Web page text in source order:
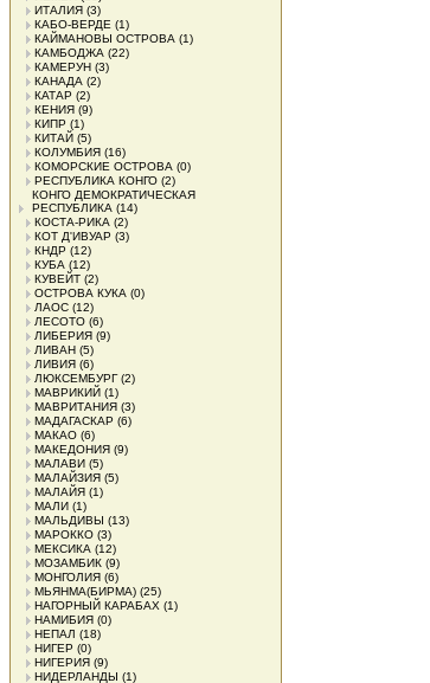
ИТАЛИЯ (3)
КАБО-ВЕРДЕ (1)
КАЙМАНОВЫ ОСТРОВА (1)
КАМБОДЖА (22)
КАМЕРУН (3)
КАНАДА (2)
КАТАР (2)
КЕНИЯ (9)
КИПР (1)
КИТАЙ (5)
КОЛУМБИЯ (16)
КОМОРСКИЕ ОСТРОВА (0)
РЕСПУБЛИКА КОНГО (2)
КОНГО ДЕМОКРАТИЧЕСКАЯ
РЕСПУБЛИКА (14)
КОСТА-РИКА (2)
КОТ Д'ИВУАР (3)
КНДР (12)
КУБА (12)
КУВЕЙТ (2)
ОСТРОВА КУКА (0)
ЛАОС (12)
ЛЕСОТО (6)
ЛИБЕРИЯ (9)
ЛИВАН (5)
ЛИВИЯ (6)
ЛЮКСЕМБУРГ(2)
МАВРИКИЙ (1)
МАВРИТАНИЯ (3)
МАДАГАСКАР (6)
МАКАО (6)
МАКЕДОНИЯ (9)
МАЛАВИ (5)
МАЛАЙЗИЯ (5)
МАЛАЙЯ (1)
МАЛИ (1)
МАЛЬДИВЫ (13)
МАРОККО (3)
МЕКСИКА (12)
МОЗАМБИК (9)
МОНГОЛИЯ (6)
МЬЯНМА(БИРМА) (25)
НАГОРНЫЙ КАРАБАХ (1)
НАМИБИЯ (0)
НЕПАЛ (18)
НИГЕР (0)
НИГЕРИЯ (9)
НИДЕРЛАНДЫ (1)